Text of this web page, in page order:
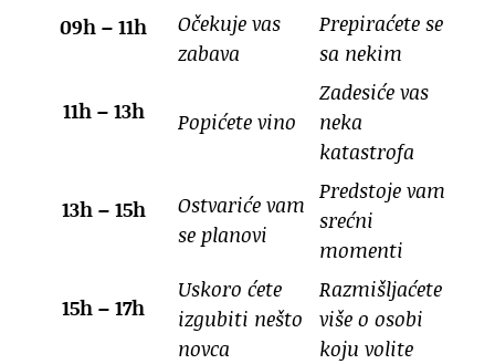
09h – 11h
Očekuje vas
zabava
Prepiraćete se
sa nekim
11h – 13h
Popićete vino
Zadesiće vas
neka
katastrofa
13h – 15h
Ostvariće vam
se planovi
Predstoje vam
srećni
momenti
15h – 17h
Uskoro ćete
izgubiti nešto
novca
Razmišljaćete
više o osobi
koju volite